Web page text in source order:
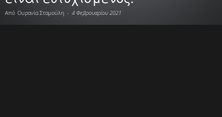
Από Ουρανία Σταμούλη - 4 Φεβρουαρίου 2021